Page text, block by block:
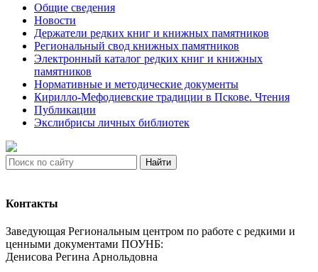
Общие сведения
Новости
Держатели редких книг и книжных памятников
Региональный свод книжных памятников
Электронный каталог редких книг и книжных
памятников
Нормативные и методические документы
Кирилло-Мефодиевские традиции в Пскове. Чтения
Публикации
Экслибрисы личных библиотек
Найти
Контакты
Заведующая Региональным центром по работе с редкими и
ценными документами ПОУНБ:
Денисова Регина Арнольдовна